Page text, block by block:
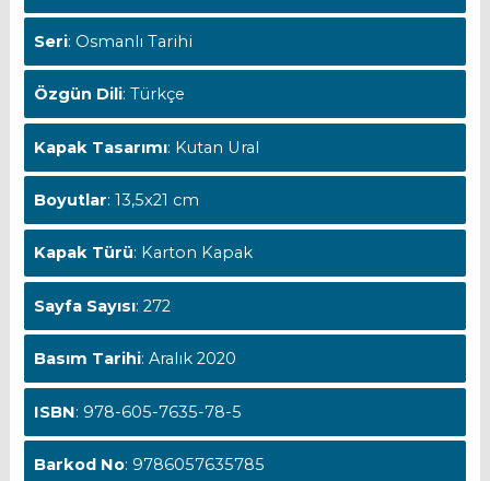
Seri: Osmanlı Tarihi
Özgün Dili: Türkçe
Kapak Tasarımı: Kutan Ural
Boyutlar: 13,5x21 cm
Kapak Türü: Karton Kapak
Sayfa Sayısı: 272
Basım Tarihi: Aralık 2020
ISBN: 978-605-7635-78-5
Barkod No: 9786057635785